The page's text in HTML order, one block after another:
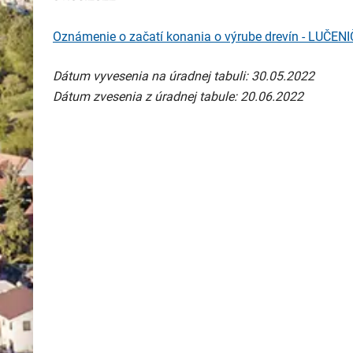
Oznámenie o začatí konania o výrube drevín -
Dátum vyvesenia na úradnej tabuli: 30.05.2022
Dátum zvesenia z úradnej tabule: 20.06.2022